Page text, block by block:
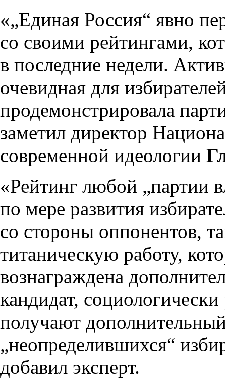
«„Единая Россия“ явно
со своими рейтингами,
в последние недели.
очевидная для
продемонстрировала
заметил директор
современной идеологии
«Рейтинг любой „партии
по мере развития
со стороны оппонентов,
титаническую работу,
вознаграждена
кандидат,
получают
„неопределившихся“
добавил эксперт.